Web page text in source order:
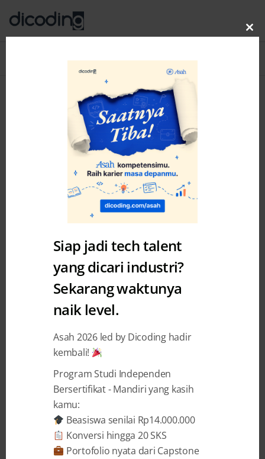
Category: Challenge
9 YEARS AGO BY DICODING INDONESIA
Selamat Kepada para
Pemenang Samsung Galaxy
SDK Tematik Challenge – Hari
Inovasi Indonesia
Samsung, sebagai salah satu produsen
perangkat terkemuka yang telah merilis
beragam perangkat dengan sistem operasi
Siap jadi tech talent
yang dicari industri?
Sekarang waktunya
naik level.
Asah 2026 led by Dicoding hadir
kembali!
Program Studi Independen
Bersertifikat - Mandiri yang kasih
kamu:
Beasiswa senilai Rp14.000.000
Konversi hingga 20 SKS
Portofolio nyata dari Capstone